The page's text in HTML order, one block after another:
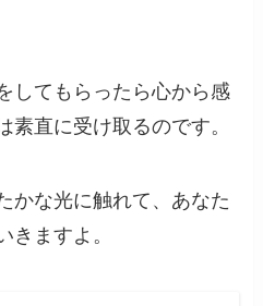
してもらったら心から感
素直に受け取るのです。
かな光に触れて、あなた
きますよ。